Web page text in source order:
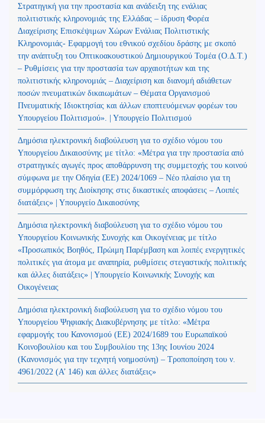
Στρατηγική για την προστασία και ανάδειξη της ενάλιας
πολιτιστικής κληρονομιάς της Ελλάδας – ίδρυση Φορέα
Διαχείρισης Επισκέψιμων Χώρων Ενάλιας Πολιτιστικής
Κληρονομιάς- Εφαρμογή του εθνικού σχεδίου δράσης με σκοπό
την ανάπτυξη του Οπτικοακουστικού Δημιουργικού Τομέα (Ο.Δ.Τ.)
– Ρυθμίσεις για την προστασία των αρχαιοτήτων και της
πολιτιστικής κληρονομιάς – Διαχείριση και διανομή αδιάθετων
ποσών πνευματικών δικαιωμάτων – Θέματα Οργανισμού
Πνευματικής Ιδιοκτησίας και άλλων εποπτευόμενων φορέων του
Υπουργείου Πολιτισμού». | Υπουργείο Πολιτισμού
Δημόσια ηλεκτρονική διαβούλευση για το σχέδιο νόμου του
Υπουργείου Δικαιοσύνης με τίτλο: «Μέτρα για την προστασία από
στρατηγικές αγωγές προς αποθάρρυνση της συμμετοχής του κοινού
σύμφωνα με την Οδηγία (ΕΕ) 2024/1069 – Νέο πλαίσιο για τη
συμμόρφωση της Διοίκησης στις δικαστικές αποφάσεις – Λοιπές
διατάξεις» | Υπουργείο Δικαιοσύνης
Δημόσια ηλεκτρονική διαβούλευση για το σχέδιο νόμου του
Υπουργείου Κοινωνικής Συνοχής και Οικογένειας με τίτλο
«Προσωπικός Βοηθός, Πρώιμη Παρέμβαση και λοιπές ενεργητικές
πολιτικές για άτομα με αναπηρία, ρυθμίσεις στεγαστικής πολιτικής
και άλλες διατάξεις» | Υπουργείο Κοινωνικής Συνοχής και
Οικογένειας
Δημόσια ηλεκτρονική διαβούλευση για το σχέδιο νόμου του
Υπουργείου Ψηφιακής Διακυβέρνησης με τίτλο: «Μέτρα
εφαρμογής του Κανονισμού (ΕΕ) 2024/1689 του Ευρωπαϊκού
Κοινοβουλίου και του Συμβουλίου της 13ης Ιουνίου 2024
(Kανονισμός για την τεχνητή νοημοσύνη) – Τροποποίηση του ν.
4961/2022 (Α’ 146) και άλλες διατάξεις»